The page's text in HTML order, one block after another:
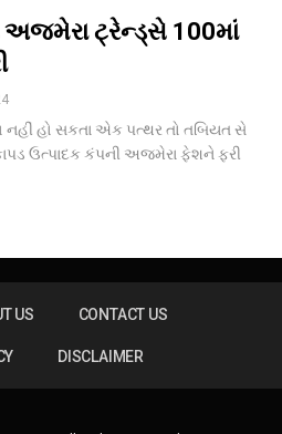
અજમેરા ટ્રેન્ડ્સે 100માં
હો સકતા એક પત્થર તો તબિયત સે
ઉત્પાદક કંપની અજમેરા ફેશને ફરી
US CONTACT US
DISCLAIMER